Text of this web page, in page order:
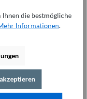
Ihnen die bestmögliche
Informationen.